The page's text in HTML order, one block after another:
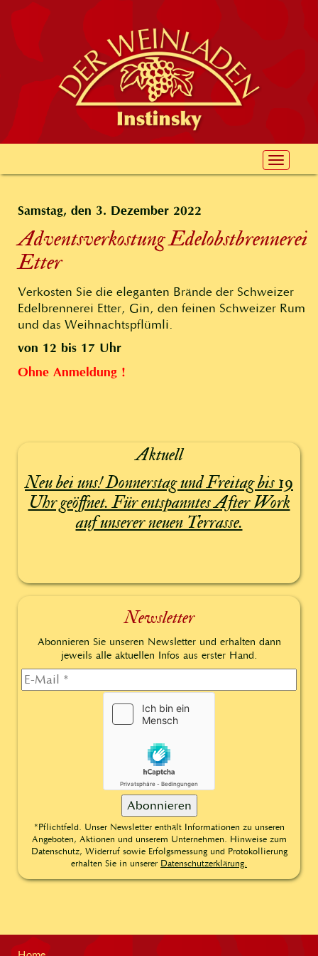
Toggle
Samstag, den 3. Dezember 2022
Adventsverkostung Edelobstbrennerei
Etter
Verkosten Sie die eleganten Brände der Schweizer
Edelbrennerei Etter, Gin, den feinen Schweizer Rum
und das Weihnachtspflümli.
von 12 bis 17 Uhr
Ohne Anmeldung !
Aktuell
Neu bei uns! Donnerstag und Freitag bis 19
Uhr geöffnet. Für entspanntes After Work
auf unserer neuen Terrasse.
Newsletter
Abonnieren Sie unseren Newsletter und erhalten dann
jeweils alle aktuellen Infos aus erster Hand.
*Pflichtfeld. Unser Newsletter enthält Informationen zu unseren
Angeboten, Aktionen und unserem Unternehmen. Hinweise zum
Datenschutz, Widerruf sowie Erfolgsmessung und Protokollierung
erhalten Sie in unserer Datenschutzerklärung.